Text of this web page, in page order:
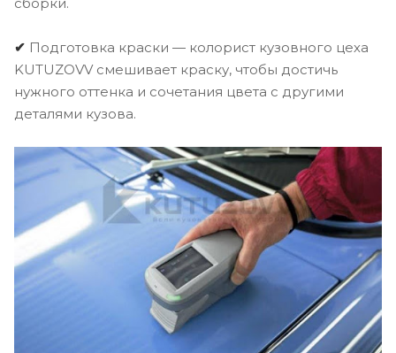
✔ Подготовка краски — колорист кузовного цеха
KUTUZOVV смешивает краску, чтобы достичь
нужного оттенка и сочетания цвета с другими
деталями кузова.